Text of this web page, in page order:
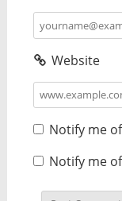
Website
Notify me
Notify me